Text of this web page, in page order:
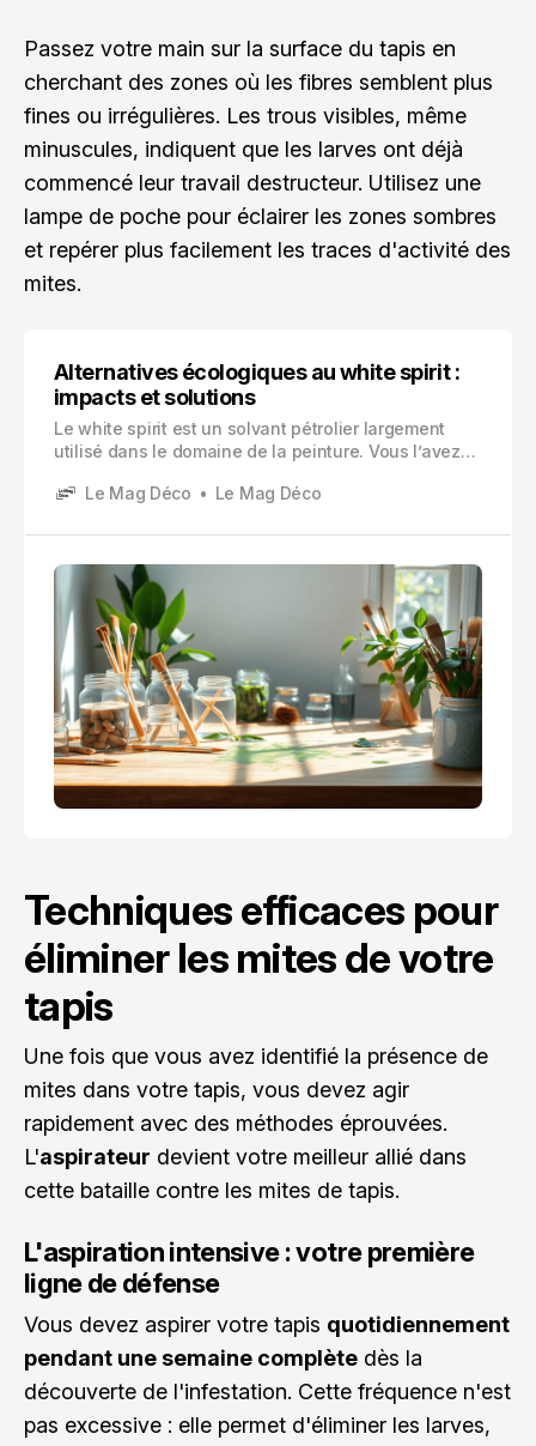
Passez votre main sur la surface du tapis en
cherchant des zones où les fibres semblent plus
fines ou irrégulières. Les trous visibles, même
minuscules, indiquent que les larves ont déjà
commencé leur travail destructeur. Utilisez une
lampe de poche pour éclairer les zones sombres
et repérer plus facilement les traces d'activité des
mites.
Alternatives écologiques au white spirit :
impacts et solutions
Le white spirit est un solvant pétrolier largement
utilisé dans le domaine de la peinture. Vous l’avez
pinceaux, diluer vos peintures à l’huile ou éliminer
Le Mag Déco Le Mag Déco
Techniques efficaces pour
éliminer les mites de votre
tapis
Une fois que vous avez identifié la présence de
mites dans votre tapis, vous devez agir
rapidement avec des méthodes éprouvées.
L'aspirateur devient votre meilleur allié dans
cette bataille contre les mites de tapis.
L'aspiration intensive : votre première
ligne de défense
Vous devez aspirer votre tapis quotidiennement
pendant une semaine complète dès la
découverte de l'infestation. Cette fréquence n'est
pas excessive : elle permet d'éliminer les larves,